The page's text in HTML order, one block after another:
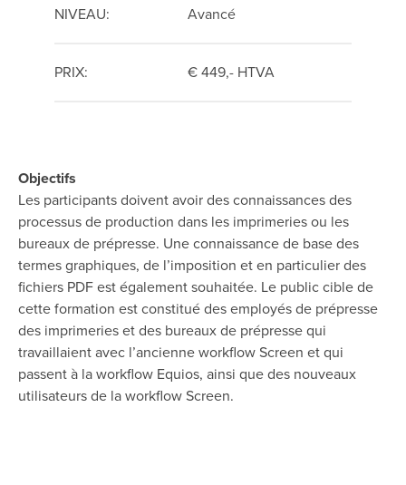
NIVEAU: Avancé
PRIX: € 449,- HTVA
Objectifs
Les participants doivent avoir des connaissances des
processus de production dans les imprimeries ou les
bureaux de prépresse. Une connaissance de base des
termes graphiques, de l’imposition et en particulier des
fichiers PDF est également souhaitée. Le public cible de
cette formation est constitué des employés de prépresse
des imprimeries et des bureaux de prépresse qui
travaillaient avec l’ancienne workflow Screen et qui
passent à la workflow Equios, ainsi que des nouveaux
utilisateurs de la workflow Screen.